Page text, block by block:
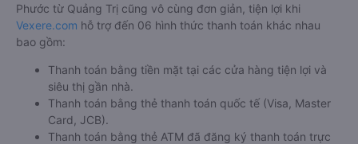
Phước từ Quảng Trị cũng vô cùng đơn giản, tiện lợi khi
Vexere.com hỗ trợ đến 06 hình thức thanh toán khác nhau
bao gồm:
Thanh toán bằng tiền mặt tại các cửa hàng tiện lợi và
siêu thị gần nhà.
Thanh toán bằng thẻ thanh toán quốc tế (Visa, Master
Card, JCB).
Thanh toán bằng thẻ ATM đã đăng ký thanh toán trực